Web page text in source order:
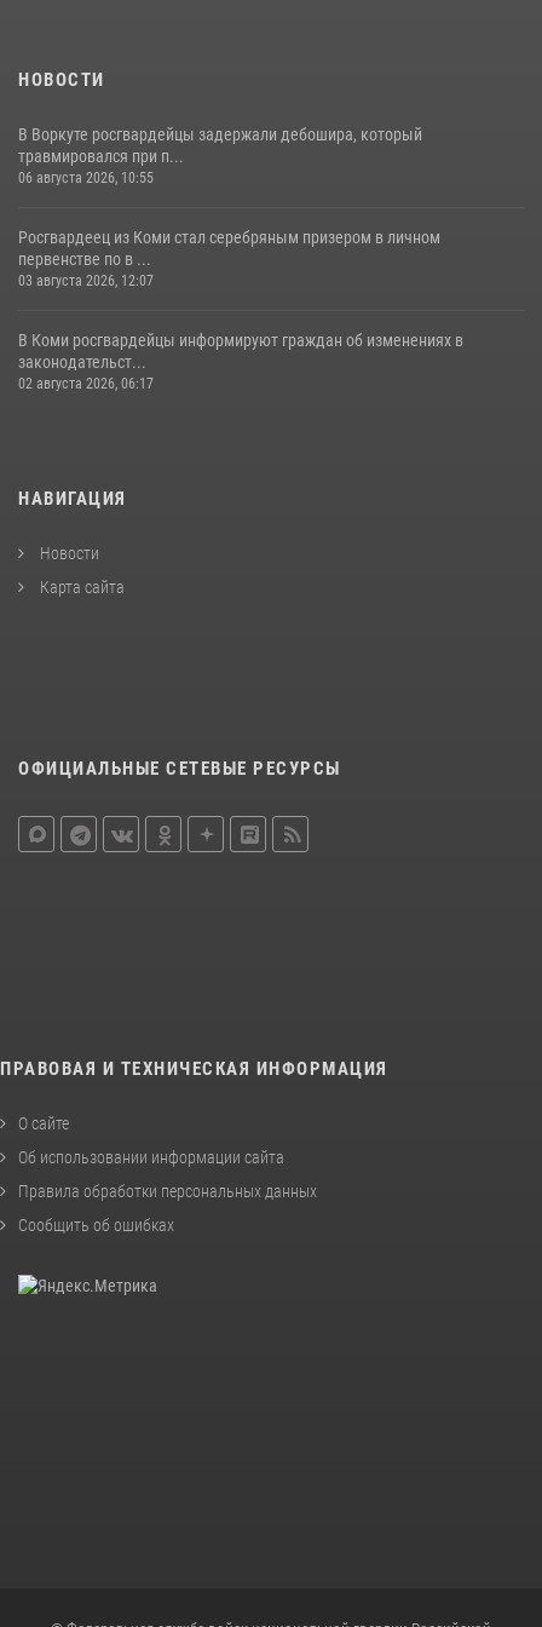
НОВОСТИ
В Воркуте росгвардейцы задержали дебошира, который
травмировался при п...
06 августа 2026, 10:55
Росгвардеец из Коми стал серебряным призером в личном
первенстве по в ...
03 августа 2026, 12:07
В Коми росгвардейцы информируют граждан об изменениях в
законодательст...
02 августа 2026, 06:17
НАВИГАЦИЯ
Новости
Карта сайта
ОФИЦИАЛЬНЫЕ СЕТЕВЫЕ РЕСУРСЫ
ПРАВОВАЯ И ТЕХНИЧЕСКАЯ ИНФОРМАЦИЯ
О сайте
Об использовании информации сайта
Правила обработки персональных данных
Сообщить об ошибках